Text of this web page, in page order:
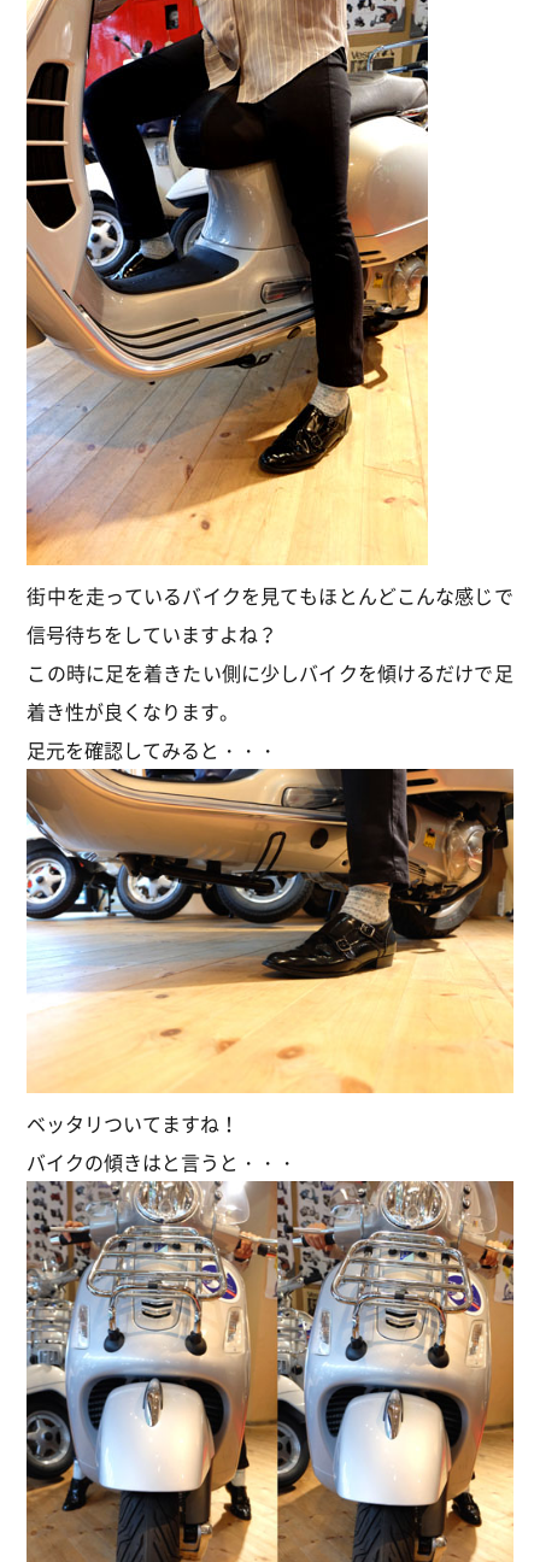
街中を走っているバイクを見てもほとんどこんな感じで
信号待ちをしていますよね？
この時に足を着きたい側に少しバイクを傾けるだけで足
着き性が良くなります。
足元を確認してみると・・・
ベッタリついてますね！
バイクの傾きはと言うと・・・